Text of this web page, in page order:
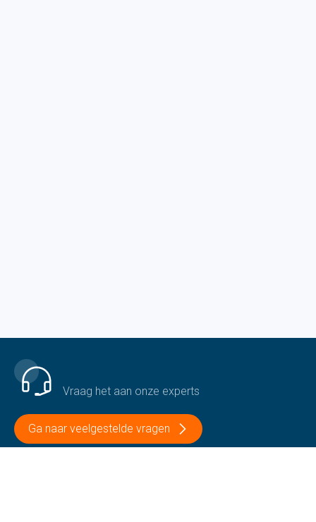
Vraag het aan onze experts
Ga naar veelgestelde vragen